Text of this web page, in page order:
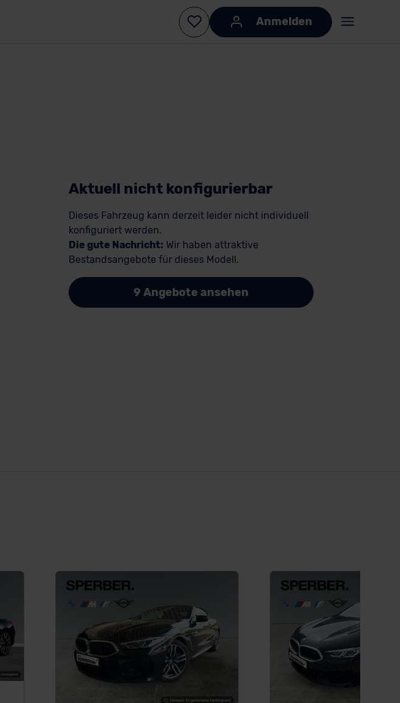
Anmelden
Aktuell nicht konfigurierbar
Dieses Fahrzeug kann derzeit leider nicht individuell
konfiguriert werden.
Die gute Nachricht: Wir haben attraktive
Bestandsangebote für dieses Modell.
9 Angebote ansehen